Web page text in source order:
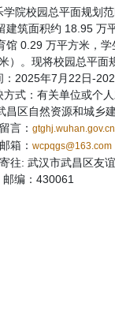
校园总平面规划范
建筑面积约 18.95 万
馆 0.29 万平方米，
）。现将校园总平面
年7月22日-2025
：有关单位或个人
昌区自然资源和城乡建
：
： wcpqgs@163.com
: 武汉市武昌区友谊
编：430061